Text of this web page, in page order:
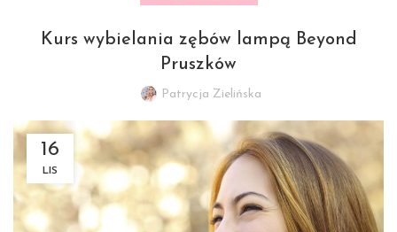
Kurs wybielania zębów lampą Beyond
Pruszków
Patrycja Zielińska
16
LIS